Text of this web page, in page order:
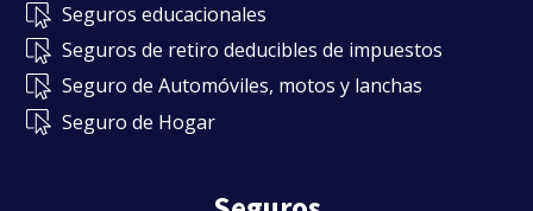
Seguros educacionales
Seguros de retiro deducibles de impuestos
Seguro de Automóviles, motos y lanchas
Seguro de Hogar